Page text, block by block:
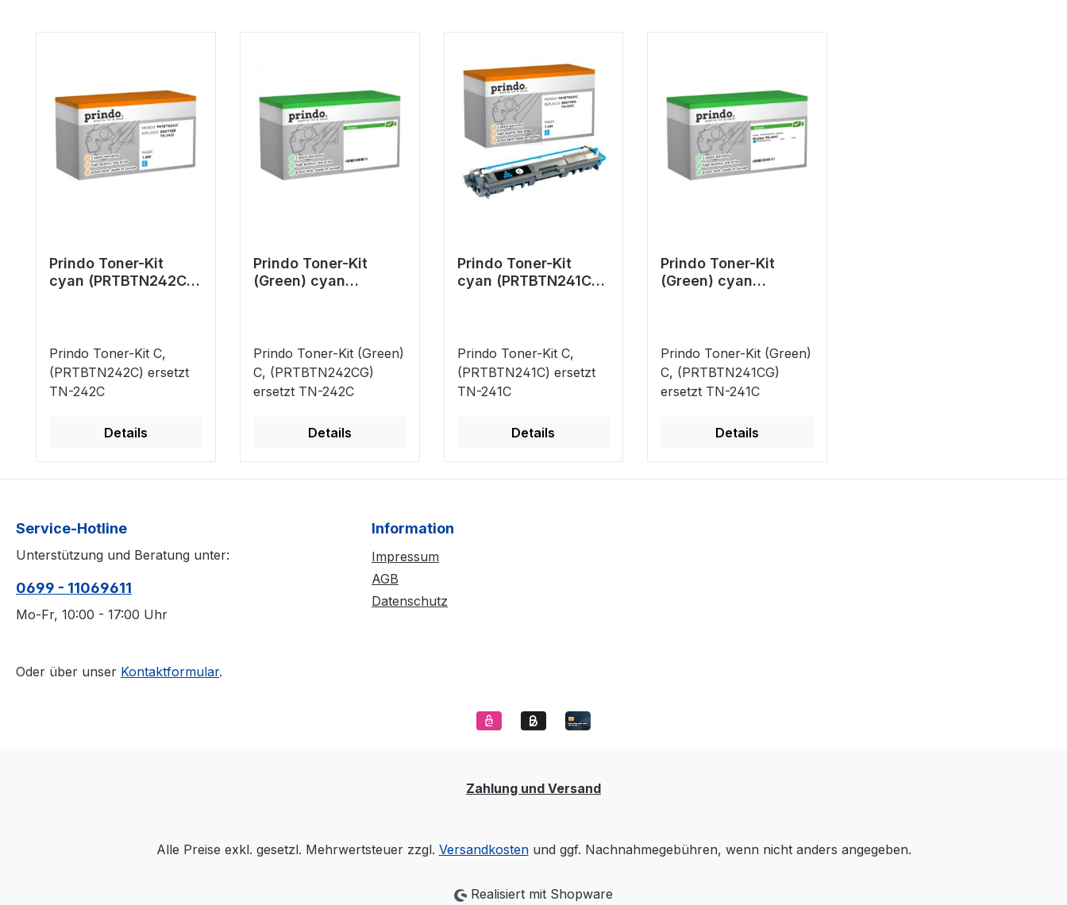
Prindo Toner-Kit
cyan (PRTBTN242C)
Prindo Toner-Kit C,
(PRTBTN242C) ersetzt
TN-242C
Details
Prindo Toner-Kit
(Green) cyan
Prindo Toner-Kit (Green)
C, (PRTBTN242CG)
ersetzt TN-242C
Details
Prindo Toner-Kit
cyan (PRTBTN241C)
Prindo Toner-Kit C,
(PRTBTN241C) ersetzt
TN-241C
Details
Prindo Toner-Kit
(Green) cyan
Prindo Toner-Kit (Green)
C, (PRTBTN241CG)
ersetzt TN-241C
Details
Service-Hotline
Unterstützung und Beratung unter:
0699 - 11069611
Mo-Fr, 10:00 - 17:00 Uhr
Oder über unser Kontaktformular.
Information
Impressum
AGB
Datenschutz
Zahlung und Versand
Alle Preise exkl. gesetzl. Mehrwertsteuer zzgl. Versandkostenund ggf. Nachnahmegebühren, wenn nicht anders angegeben.
Realisiert mit Shopware